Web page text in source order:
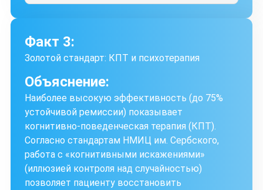
Факт 3:
Золотой стандарт: КПТ и психотерапия
Объяснение:
Наиболее высокую эффективность (до 75%
устойчивой ремиссии) показывает
когнитивно-поведенческая терапия (КПТ).
Согласно стандартам НМИЦ им. Сербского,
работа с «когнитивными искажениями»
(иллюзией контроля над случайностью)
позволяет пациенту восстановить